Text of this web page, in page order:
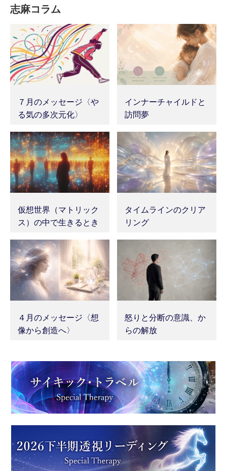
志麻コラム
７月のメッセージ〈や
る気の多次元化〉
インナーチャイルドと
訪問夢
仮想世界（マトリック
ス）の中で生きるとき
タイムラインのクリア
リング
４月のメッセージ〈想
像から創造へ〉
怒りと分断の意識、か
らの解放